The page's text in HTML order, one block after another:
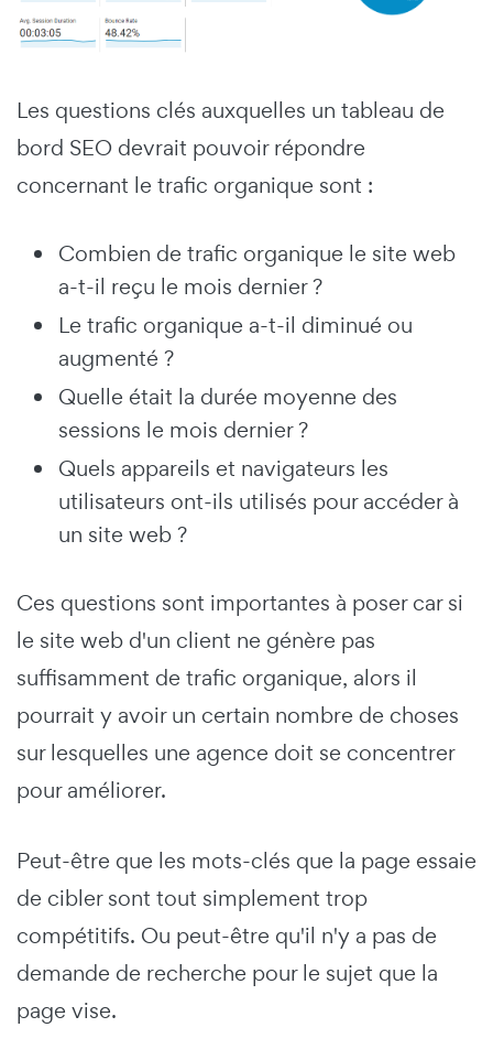
Les questions clés auxquelles un tableau de
bord SEO devrait pouvoir répondre
concernant le trafic organique sont :
Combien de trafic organique le site web
a-t-il reçu le mois dernier ?
Le trafic organique a-t-il diminué ou
augmenté ?
Quelle était la durée moyenne des
sessions le mois dernier ?
Quels appareils et navigateurs les
utilisateurs ont-ils utilisés pour accéder à
un site web ?
Ces questions sont importantes à poser car si
le site web d'un client ne génère pas
suffisamment de trafic organique, alors il
pourrait y avoir un certain nombre de choses
sur lesquelles une agence doit se concentrer
pour améliorer.
Peut-être que les mots-clés que la page essaie
de cibler sont tout simplement trop
compétitifs. Ou peut-être qu'il n'y a pas de
demande de recherche pour le sujet que la
page vise.